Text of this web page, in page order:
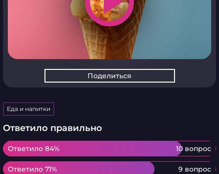
Поделиться
Еда и напитки
Ответило правильно
Ответило 84% 10 вопрос
Ответило 84%
Ответило 71% 9 вопрос
Ответило 71%